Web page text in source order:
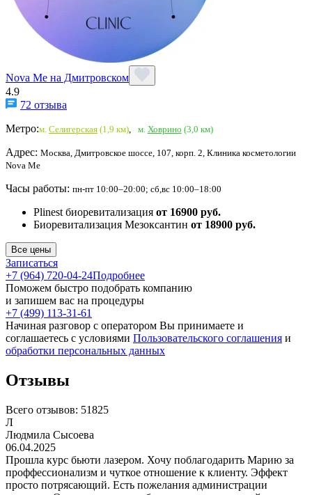
Nova Me на Дмитровском
4.9
72 отзыва
Метро:м. Селигерская (1,9 км) м. Ховрино (3,0 км)
Адрес: Москва, Дмитровское шоссе, 107, корп. 2, Клиника косметологии
Nova Me
Часы работы: пн-пт 10:00–20:00; сб,вс 10:00–18:00
Plinest биоревитализация от 16900 руб.
Биоревитализация Мезоксантин от 18900 руб.
Все цены
Записаться
+7 (964) 720-04-24Подробнее
Поможем быстро подобрать компанию
и запишем вас на процедуры
+7 (499) 113-31-61
Начиная разговор с оператором Вы принимаете и
соглашаетесь с условиями Пользовательского соглашения и
обработки персональных данных
Отзывы
Всего отзывов: 51825
Л
Людмила Сысоева
06.04.2025
Прошла курс бьюти лазером. Хочу поблагодарить Марию за
проффессионализм и чуткое отношение к клиенту. Эффект
просто потрясающий. Есть пожелания администрации